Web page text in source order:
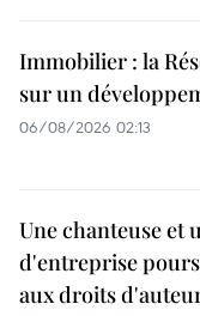
Immobilier : la
sur un
06/08/2026 02:13
Une chanteuse et
d'entreprise
aux droits